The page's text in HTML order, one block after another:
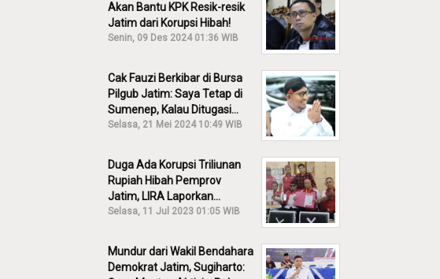
Akan Bantu KPK Resik-resik
Jatim dari Korupsi Hibah!
Senin, 09 Des 2024 01:36 WIB
Cak Fauzi Berkibar di Bursa
Pilgub Jatim: Saya Tetap di
Sumenep, Kalau Ditugasi
Partai Lain Cerita!
Selasa, 21 Mei 2024 10:49 WIB
Duga Ada Korupsi Triliunan
Rupiah Hibah Pemprov
Jatim, LIRA Laporkan
Khofifah ke KPK: Dia Harus
Selasa, 11 Jul 2023 01:05 WIB
Mundur dari Wakil Bendahara
Demokrat Jatim, Sugiharto: